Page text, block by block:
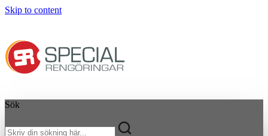
Skip to content
Sök